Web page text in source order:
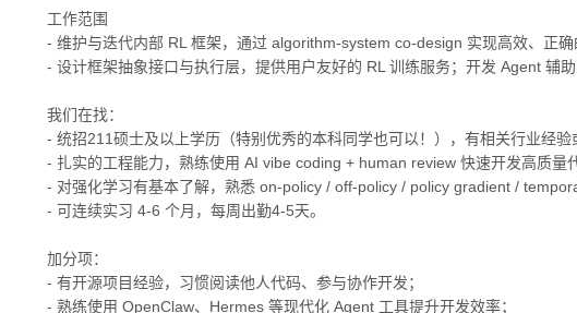
工作范围
- 维护与迭代内部 RL 框架，通过 algorithm-system co-design 实现高效、正确
- 设计框架抽象接口与执行层，提供用户友好的 RL 训练服务；开发 Agent 辅
我们在找：
- 统招211硕士及以上学历（特别优秀的本科同学也可以！），有相关行业经验
- 扎实的工程能力，熟练使用 AI vibe coding + human review 快速开发高质量
- 对强化学习有基本了解，熟悉 on-policy / off-policy / policy gradient /
- 可连续实习 4-6 个月，每周出勤4-5天。
加分项：
- 有开源项目经验，习惯阅读他人代码、参与协作开发；
- 熟练使用 OpenClaw、Hermes 等现代化 Agent 工具提升开发效率；